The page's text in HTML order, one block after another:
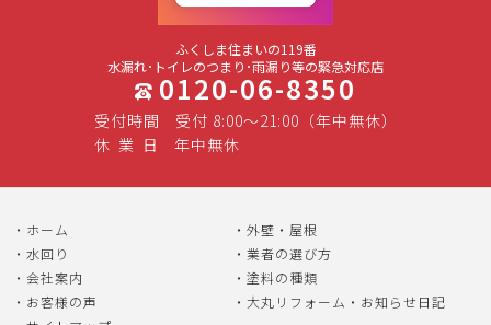
ふくしま住まいの119番
水漏れ･トイレのつまり･雨漏り等の緊急対応店
0120-06-8350
受付時間
受付 8:00～21:00（年中無休）
休 業 日 年中無休
ホーム
外壁・屋根
水回り
業者の選び方
会社案内
塗料の種類
お客様の声
大丸リフォーム・お知らせ日記